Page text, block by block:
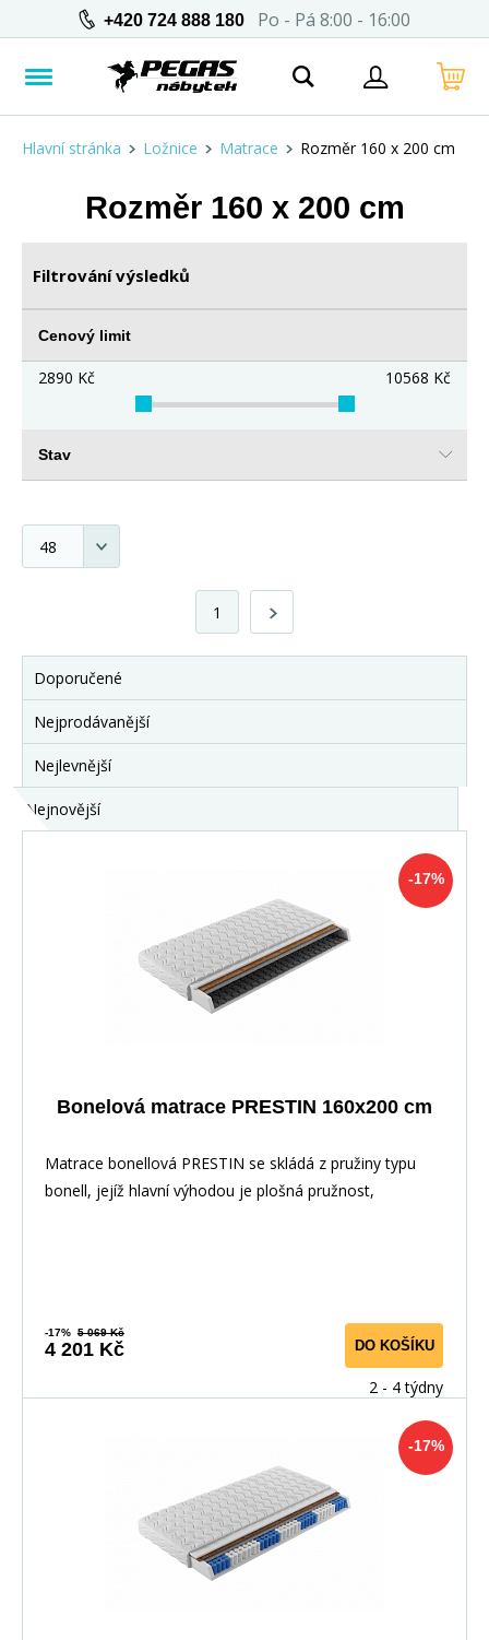
+420 724 888 180 Po - Pá 8:00 - 16:00
Hlavní stránka Ložnice Matrace Rozměr 160 x 200 cm
Rozměr 160 x 200 cm
Filtrování výsledků
Cenový limit
2890 Kč 10568 Kč
Stav
1
Doporučené
Nejprodávanější
Nejlevnější
Nejnovější
-17%
Bonelová matrace PRESTIN 160x200 cm
Matrace bonellová PRESTIN se skládá z pružiny typu
bonell, jejíž hlavní výhodou je plošná pružnost,
-17% 5 069 Kč
4 201 Kč DO KOŠÍKU
2 - 4 týdny
-17%